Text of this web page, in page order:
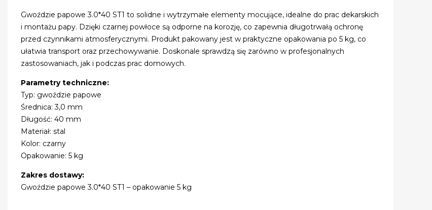
Gwoździe papowe 3.0*40 ST1 to solidne i wytrzymałe elementy mocujące, idealne do prac dekarskich
i montażu papy. Dzięki czarnej powłoce są odporne na korozję, co zapewnia długotrwałą ochronę
przed czynnikami atmosferycznymi. Produkt pakowany jest w praktyczne opakowania po 5 kg, co
ułatwia transport oraz przechowywanie. Doskonale sprawdzą się zarówno w profesjonalnych
zastosowaniach, jak i podczas prac domowych.
Parametry techniczne:
Typ: gwoździe papowe
Średnica: 3,0 mm
Długość: 40 mm
Materiał: stal
Kolor: czarny
Opakowanie: 5 kg
Zakres dostawy:
Gwoździe papowe 3.0*40 ST1 – opakowanie 5 kg